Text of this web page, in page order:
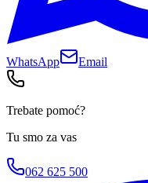
WhatsApp Email
Trebate pomoć?
Tu smo za vas
062 625 500